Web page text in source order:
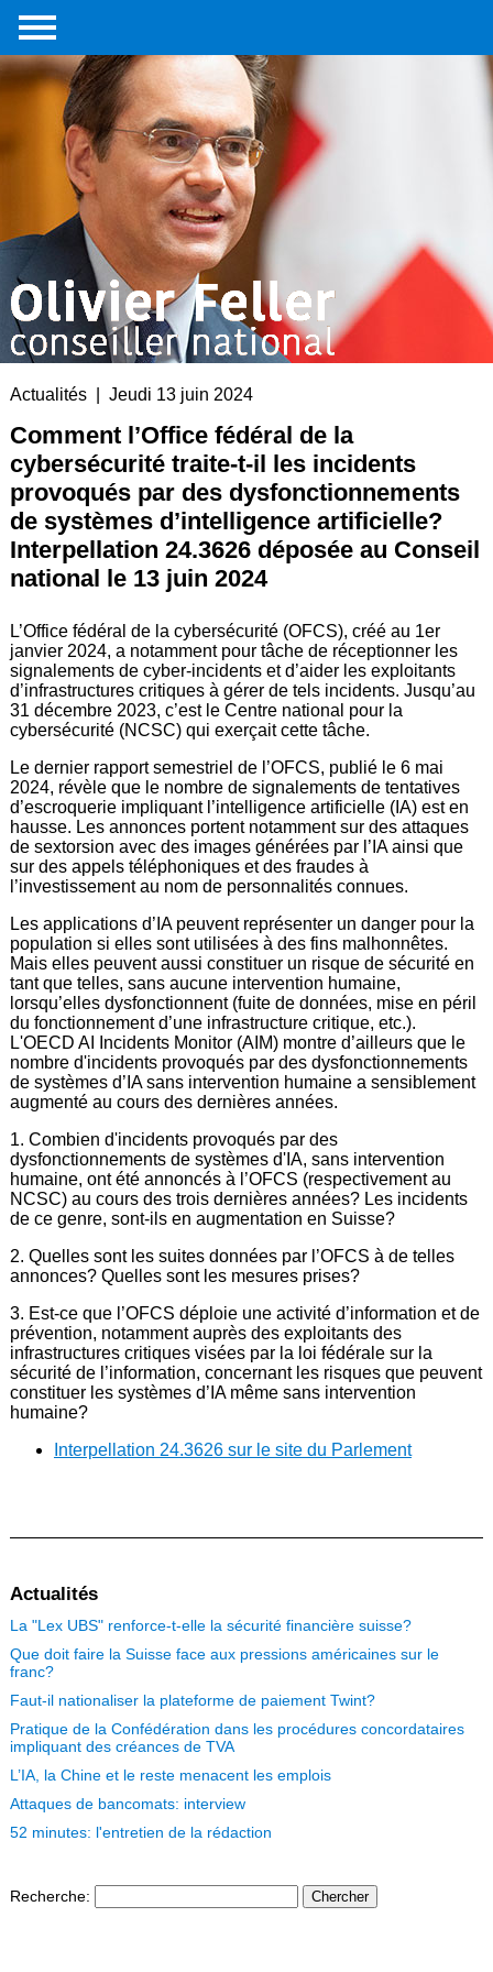
Accueil
Portrait
Interventions
parlementaires
Médias
Livre
Liens
externes
Contact
Actualités | Jeudi 13 juin 2024
Comment l’Office fédéral de la
cybersécurité traite-t-il les incidents
provoqués par des dysfonctionnements
de systèmes d’intelligence artificielle?
Interpellation 24.3626 déposée au Conseil
national le 13 juin 2024
L’Office fédéral de la cybersécurité (OFCS), créé au 1er
janvier 2024, a notamment pour tâche de réceptionner les
signalements de cyber-incidents et d’aider les exploitants
d’infrastructures critiques à gérer de tels incidents. Jusqu’au
31 décembre 2023, c’est le Centre national pour la
cybersécurité (NCSC) qui exerçait cette tâche.
Le dernier rapport semestriel de l’OFCS, publié le 6 mai
2024, révèle que le nombre de signalements de tentatives
d’escroquerie impliquant l’intelligence artificielle (IA) est en
hausse. Les annonces portent notamment sur des attaques
de sextorsion avec des images générées par l’IA ainsi que
sur des appels téléphoniques et des fraudes à
l’investissement au nom de personnalités connues.
Les applications d’IA peuvent représenter un danger pour la
population si elles sont utilisées à des fins malhonnêtes.
Mais elles peuvent aussi constituer un risque de sécurité en
tant que telles, sans aucune intervention humaine,
lorsqu’elles dysfonctionnent (fuite de données, mise en péril
du fonctionnement d’une infrastructure critique, etc.).
L'OECD AI Incidents Monitor (AIM) montre d’ailleurs que le
nombre d'incidents provoqués par des dysfonctionnements
de systèmes d’IA sans intervention humaine a sensiblement
augmenté au cours des dernières années.
1. Combien d'incidents provoqués par des
dysfonctionnements de systèmes d'IA, sans intervention
humaine, ont été annoncés à l’OFCS (respectivement au
NCSC) au cours des trois dernières années? Les incidents
de ce genre, sont-ils en augmentation en Suisse?
2. Quelles sont les suites données par l’OFCS à de telles
annonces? Quelles sont les mesures prises?
3. Est-ce que l’OFCS déploie une activité d’information et de
prévention, notamment auprès des exploitants des
infrastructures critiques visées par la loi fédérale sur la
sécurité de l’information, concernant les risques que peuvent
constituer les systèmes d’IA même sans intervention
humaine?
Interpellation 24.3626 sur le site du Parlement
Actualités
La "Lex UBS" renforce-t-elle la sécurité financière suisse?
Que doit faire la Suisse face aux pressions américaines sur le
franc?
Faut-il nationaliser la plateforme de paiement Twint?
Pratique de la Confédération dans les procédures concordataires
impliquant des créances de TVA
L’IA, la Chine et le reste menacent les emplois
Attaques de bancomats: interview
52 minutes: l'entretien de la rédaction
Recherche: